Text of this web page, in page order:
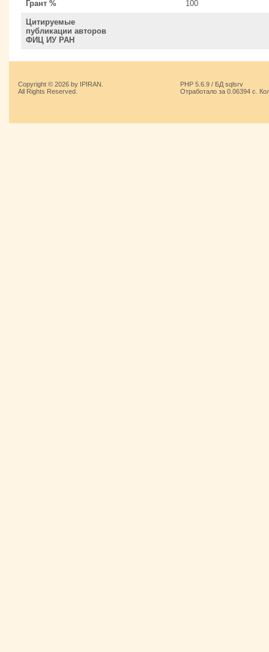
Грант % 100
Цитируемые
публикации авторов
ФИЦ ИУ РАН
Copyright © 2026 by IPIRAN.
All Rights Reserved.
PHP 5.6.9 / БД sqlsrv
Отработало за 0.06394 с.